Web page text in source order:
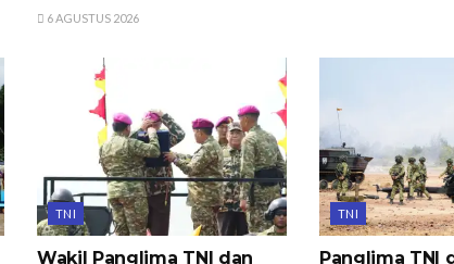
6 AGUSTUS 2026
TNI
Wakil Panglima TNI dan
TNI
Panglima TNI